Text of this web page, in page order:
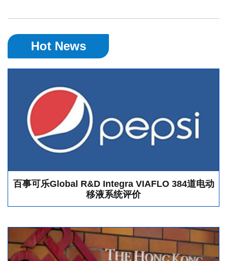
Hot News
百事可乐Global R&D Integra VIAFLO 384道电动
移液系统评价